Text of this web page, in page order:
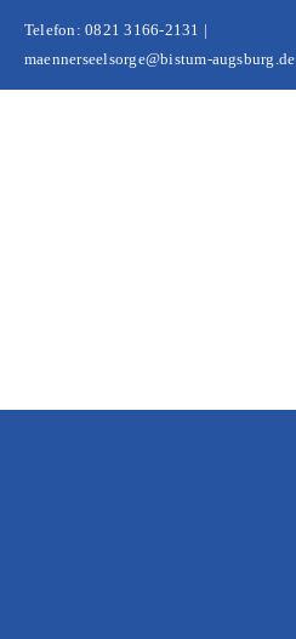
Inhalt
springen
Telefon: 0821 3166-2131 |
maennerseelsorge@bistum-augsburg.de